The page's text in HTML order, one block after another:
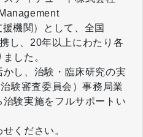
機関）として、全国
し、20年以上にわたり各
した。
し、治験・臨床研究の実
験審査委員会）事務局業
験実施をフルサポートい
せ ください。